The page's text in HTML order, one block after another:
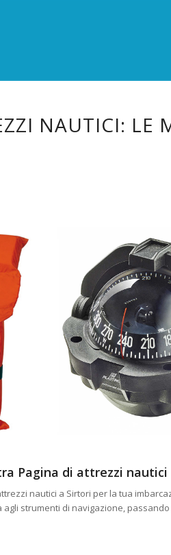
NAUTICI: LE
Pagina di attrezzi nautici
nautici a Sirtori per la tua
strumenti di navigazione,